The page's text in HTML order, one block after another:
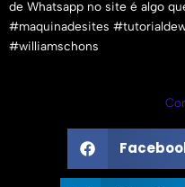
de Whatsapp no site é algo
#maquinadesites
#williamschons